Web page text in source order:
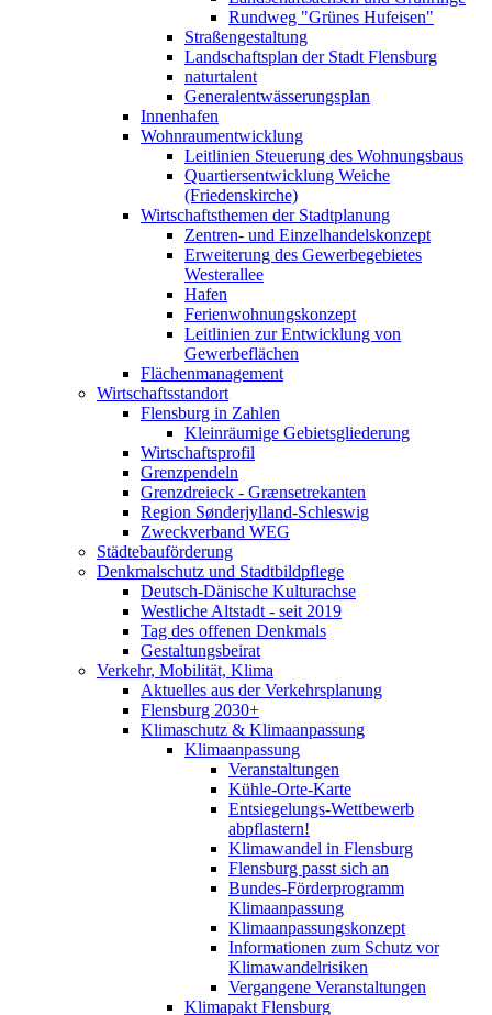
Rundweg "Grünes Hufeisen"
Straßengestaltung
Landschaftsplan der Stadt Flensburg
naturtalent
Generalentwässerungsplan
Innenhafen
Wohnraumentwicklung
Leitlinien Steuerung des Wohnungsbaus
Quartiersentwicklung Weiche
(Friedenskirche)
Wirtschaftsthemen der Stadtplanung
Zentren- und Einzelhandelskonzept
Erweiterung des Gewerbegebietes
Westerallee
Hafen
Ferienwohnungskonzept
Leitlinien zur Entwicklung von
Gewerbeflächen
Flächenmanagement
Wirtschaftsstandort
Flensburg in Zahlen
Kleinräumige Gebietsgliederung
Wirtschaftsprofil
Grenzpendeln
Grenzdreieck - Grænsetrekanten
Region Sønderjylland-Schleswig
Zweckverband WEG
Städtebauförderung
Denkmalschutz und Stadtbildpflege
Deutsch-Dänische Kulturachse
Westliche Altstadt - seit 2019
Tag des offenen Denkmals
Gestaltungsbeirat
Verkehr, Mobilität, Klima
Aktuelles aus der Verkehrsplanung
Flensburg 2030+
Klimaschutz & Klimaanpassung
Klimaanpassung
Veranstaltungen
Kühle-Orte-Karte
Entsiegelungs-Wettbewerb
abpflastern!
Klimawandel in Flensburg
Flensburg passt sich an
Bundes-Förderprogramm
Klimaanpassung
Klimaanpassungskonzept
Informationen zum Schutz vor
Klimawandelrisiken
Vergangene Veranstaltungen
Klimapakt Flensburg